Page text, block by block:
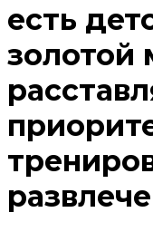
есть
золотой